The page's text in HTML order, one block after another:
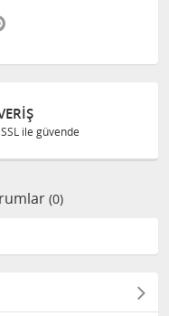
ile güvende
(0)